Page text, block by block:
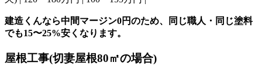
建造くんなら中間マージン0円のため、同じ職人・同じ塗料
でも15〜25%安くなります。
屋根工事(切妻屋根80㎡の場合)